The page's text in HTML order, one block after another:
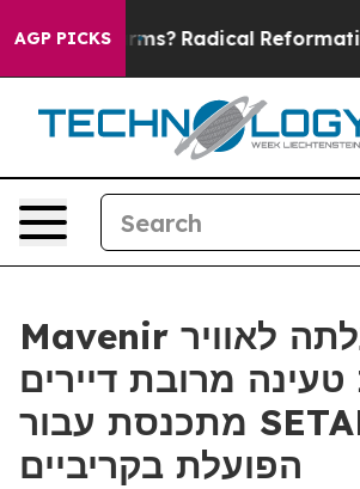
AGP PICKS
Farms? Radical Reformation.
Mavenir העלתה לאוויר
מרובת דיירים
מתכנסת עבור SETAR
הפועלת בקריביים